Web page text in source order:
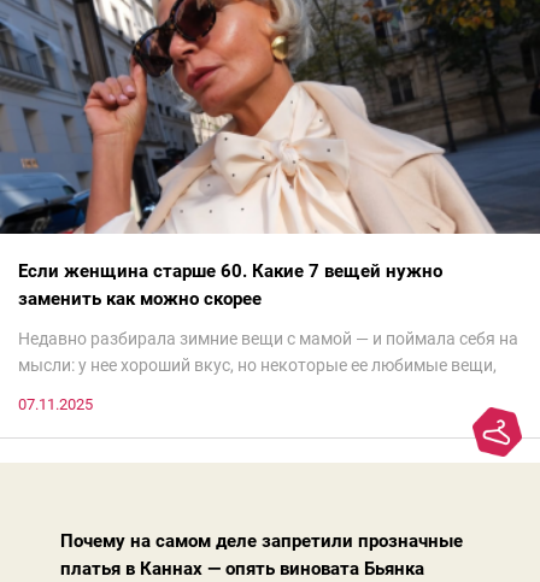
Если женщина старше 60. Какие 7 вещей нужно
заменить как можно скорее
Недавно разбирала зимние вещи с мамой — и поймала себя на
мысли: у нее хороший вкус, но некоторые ее любимые вещи,
добавляют ей лет.И проблема не в том, что они вышли из
моды. Вовсе нет.Проблема в том, что сама мода сделала шаг
07.11.2025
Почему на самом деле запретили прозначные
платья в Каннах — опять виновата Бьянка